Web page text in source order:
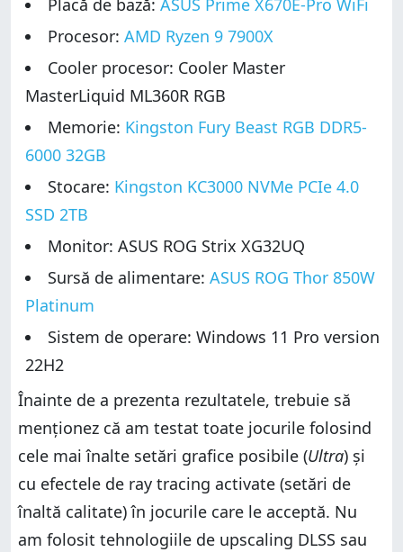
Placă de bază: ASUS Prime X670E-Pro WiFi
Procesor: AMD Ryzen 9 7900X
Cooler procesor: Cooler Master
MasterLiquid ML360R RGB
Memorie: Kingston Fury Beast RGB DDR5-
6000 32GB
Stocare: Kingston KC3000 NVMe PCIe 4.0
SSD 2TB
Monitor: ASUS ROG Strix XG32UQ
Sursă de alimentare: ASUS ROG Thor 850W
Platinum
Sistem de operare: Windows 11 Pro version
22H2
Înainte de a prezenta rezultatele, trebuie să
menționez că am testat toate jocurile folosind
cele mai înalte setări grafice posibile (Ultra) și
cu efectele de ray tracing activate (setări de
înaltă calitate) în jocurile care le acceptă. Nu
am folosit tehnologiile de upscaling DLSS sau